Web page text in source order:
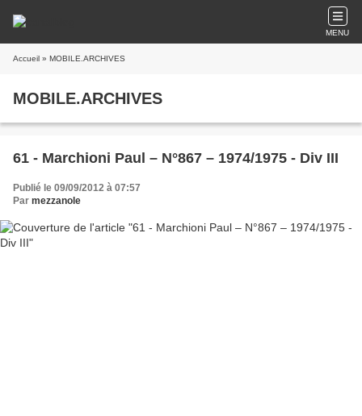
MENU
Accueil » MOBILE.ARCHIVES
MOBILE.ARCHIVES
61 - Marchioni Paul – N°867 – 1974/1975 - Div III
Publié le 09/09/2012 à 07:57
Par mezzanole